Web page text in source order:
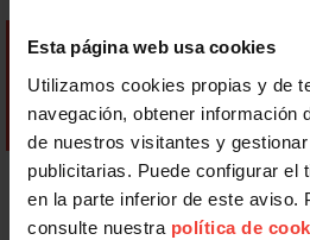
Esta página web usa cookies
Utilizamos cookies propias y de
navegación, obtener información
de nuestros visitantes y
publicitarias. Puede configurar el
en la parte inferior de este aviso.
consulte nuestra política de